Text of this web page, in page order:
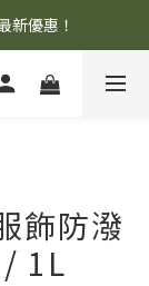
新優惠！
新優惠！
飾防潑
1L